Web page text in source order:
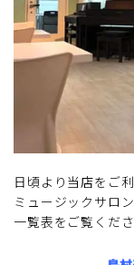
日頃より当店をご
ミュージックサロ
一覧表をご覧くださ